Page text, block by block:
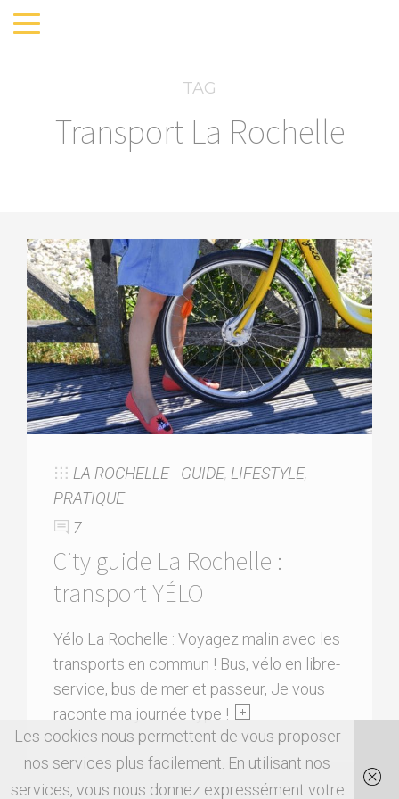
TAG
Transport La Rochelle
LA ROCHELLE - GUIDE, LIFESTYLE,
PRATIQUE
7
City guide La Rochelle :
transport YÉLO
Yélo La Rochelle : Voyagez malin avec les
transports en commun ! Bus, vélo en libre-
service, bus de mer et passeur, Je vous
raconte ma journée type !
Les cookies nous permettent de vous proposer
nos services plus facilement. En utilisant nos
services, vous nous donnez expressément votre